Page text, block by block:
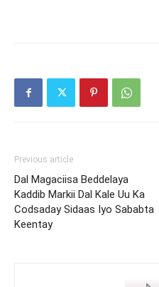
Previous article
Dal Magaciisa Beddelaya
Kaddib Markii Dal Kale Uu Ka
Codsaday Sidaas Iyo Sababta
Keentay